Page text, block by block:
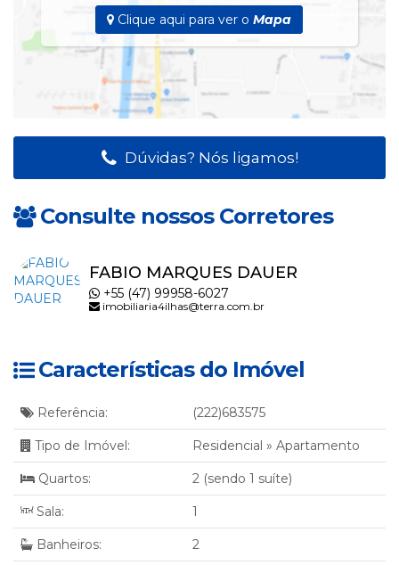
Clique aqui para ver oMapa
Dúvidas? Nós ligamos!
Consulte nossos Corretores
FABIO MARQUES DAUER
+55 (47) 99958-6027
imobiliaria4ilhas@terra.com.br
Características do Imóvel
Referência: (222)683575
Tipo de Imóvel: Residencial » Apartamento
Quartos: 2 (sendo 1 suíte)
Sala: 1
Banheiros: 2